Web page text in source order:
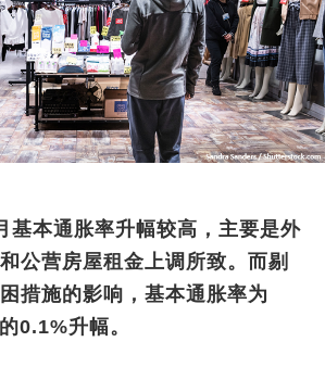
基本通胀率升幅较高，主要是外
公营房屋租金上调所致。而剔
措施的影响，基本通胀率为
0.1%升幅。